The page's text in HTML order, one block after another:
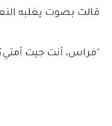
قالت بصوت يغلبه
"فراس، أنت جيت